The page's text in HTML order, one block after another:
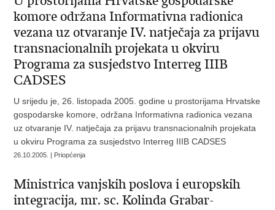
komore održana Informativna radionica
vezana uz otvaranje IV. natječaja za prijavu
transnacionalnih projekata u okviru
Programa za susjedstvo Interreg IIIB
CADSES
U srijedu je, 26. listopada 2005. godine u prostorijama Hrvatske
gospodarske komore, održana Informativna radionica vezana
uz otvaranje IV. natječaja za prijavu transnacionalnih projekata
u okviru Programa za susjedstvo Interreg IIIB CADSES
26.10.2005. | Priopćenja
Ministrica vanjskih poslova i europskih
integracija, mr. sc. Kolinda Grabar-